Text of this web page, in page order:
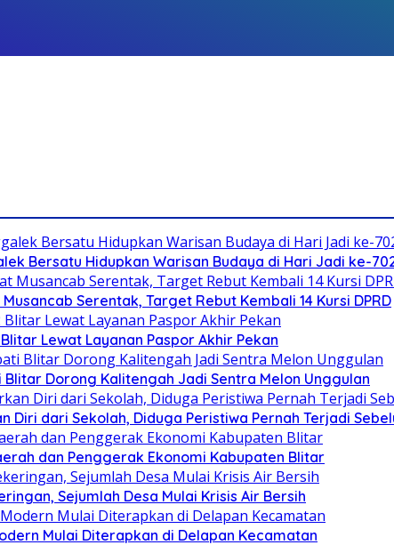
Bersatu Hidupkan Warisan Budaya di Hari Jadi ke-
Serentak, Target Rebut Kembali 14 Kursi DPRD
Lewat Layanan Paspor Akhir Pekan
Blitar Dorong Kalitengah Jadi Sentra Melon Unggulan
Diri dari Sekolah, Diduga Peristiwa Pernah Terjadi
dan Penggerak Ekonomi Kabupaten Blitar
Sejumlah Desa Mulai Krisis Air Bersih
Mulai Diterapkan di Delapan Kecamatan